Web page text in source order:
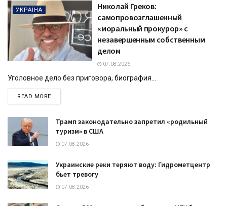
УКРАЇНА
Николай Греков:
самопровозглашенный
«моральный прокурор» с
незавершенным собственным
делом
07.08.2026
Уголовное дело без приговора, биография...
READ MOREDETAILS
Трамп законодательно запретил «родильный
туризм» в США
07.08.2026
Украинские реки теряют воду: Гидрометцентр
бьет тревогу
07.08.2026